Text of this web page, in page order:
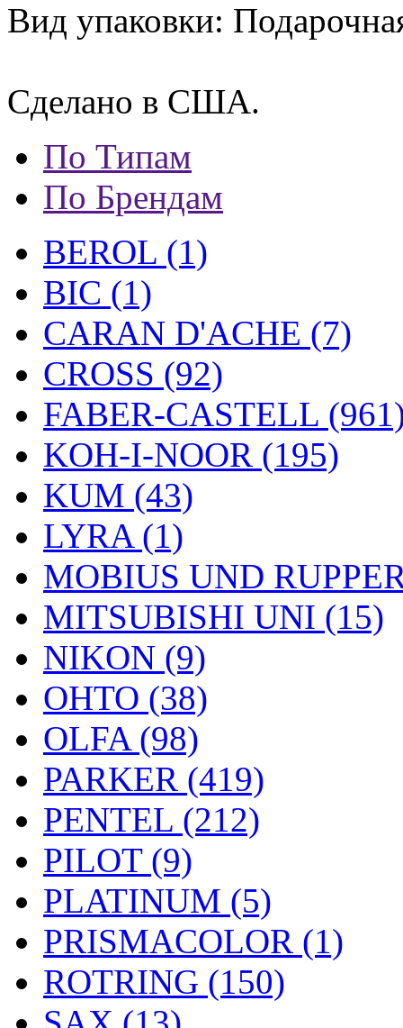
Вид упаковки:
Сделано в США.
По Типам
По Брендам
BEROL (1)
BIC (1)
CARAN D'ACHE (7)
CROSS (92)
FABER-CASTELL
KOH-I-NOOR (195)
KUM (43)
LYRA (1)
MOBIUS UND
MITSUBISHI UNI (15)
NIKON (9)
OHTO (38)
OLFA (98)
PARKER (419)
PENTEL (212)
PILOT (9)
PLATINUM (5)
PRISMACOLOR (1)
ROTRING (150)